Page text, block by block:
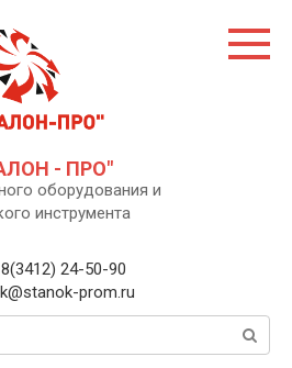
- ПРО"
оборудования и
инструмента
24-50-90
prom.ru